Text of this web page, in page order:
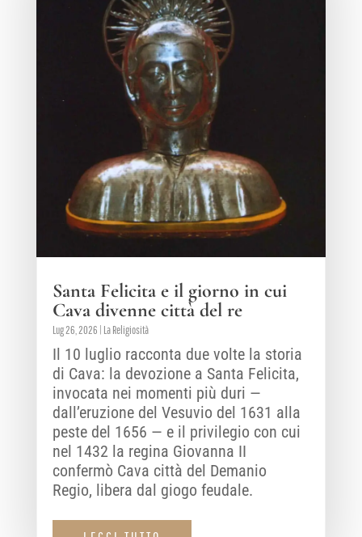
Santa Felicita e il giorno in cui
Cava divenne città del re
Lug 26, 2026 La Religiosità
Il 10 luglio racconta due volte la storia
di Cava: la devozione a Santa Felicita,
invocata nei momenti più duri —
dall’eruzione del Vesuvio del 1631 alla
peste del 1656 — e il privilegio con cui
nel 1432 la regina Giovanna II
confermò Cava città del Demanio
Regio, libera dal giogo feudale.